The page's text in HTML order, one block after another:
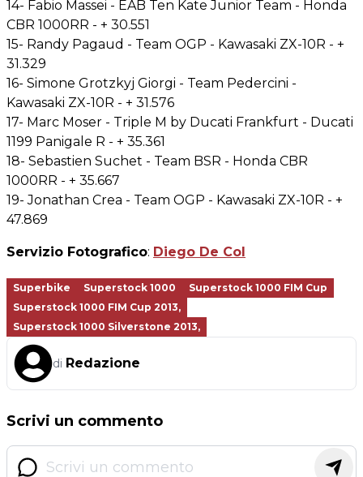
14- Fabio Massei - EAB Ten Kate Junior Team - Honda
CBR 1000RR - + 30.551
15- Randy Pagaud - Team OGP - Kawasaki ZX-10R - +
31.329
16- Simone Grotzkyj Giorgi - Team Pedercini -
Kawasaki ZX-10R - + 31.576
17- Marc Moser - Triple M by Ducati Frankfurt - Ducati
1199 Panigale R - + 35.361
18- Sebastien Suchet - Team BSR - Honda CBR
1000RR - + 35.667
19- Jonathan Crea - Team OGP - Kawasaki ZX-10R - +
47.869
Servizio Fotografico: Diego De Col
Superbike Superstock 1000
Superstock 1000 FIM Cup
Superstock 1000 FIM Cup 2013,
Superstock 1000 Silverstone 2013,
di Redazione
Scrivi un commento